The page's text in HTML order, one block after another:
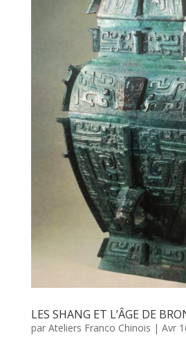
LES SHANG ET L’ÂGE DE
par Ateliers Franco Chinois | Avr